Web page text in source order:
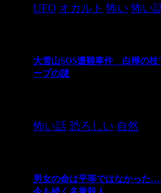
UFO オカルト 怖い 怖い
大雪山SOS遭難事件 白樺の枝
ープの謎
怖い話 恐ろしい 自然
男女の命は平等ではなかった